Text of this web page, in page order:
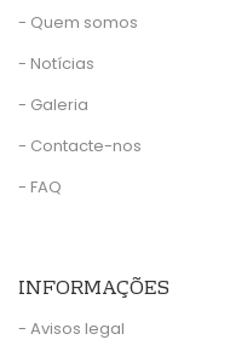
- Quem somos
- Notícias
- Galeria
- Contacte-nos
- FAQ
INFORMAÇÕES
- Avisos legal